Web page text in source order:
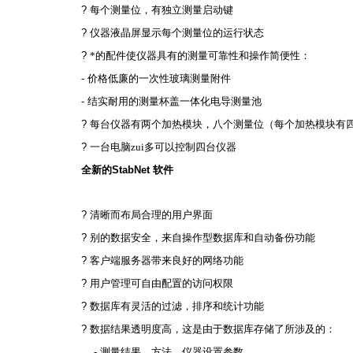
?每个测量位，有独立测量启动键
?仪器液晶屏显示每个测量位的运行状态
?*的配件使仪器具有的测量可靠性和操作简便性：
-价格低廉的一次性玻璃测量附件
-结实耐用的测量杯盖一体化电导测量池
?每台仪器有两个加热模块，八个测量位（每个加热模块有
?一台电脑zui多可以控制四台仪器
全新的StabNet软件
?清晰而布局合理的用户界面
?别的数据安全，来自操作型数据库和自动备份功能
?客户端服务器带来良好的网络功能
? 用户管理可自由配置的访问权限
?数据库有灵活的过滤，排序和统计功能
?数据结果透明度高，这是由于数据库存储了所涉及的：